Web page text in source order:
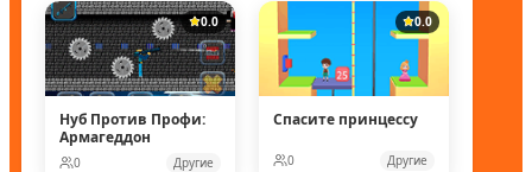
0.0
Нуб Против Профи:
Армагеддон
0 Другие
0.0
Спасите принцессу
0 Другие